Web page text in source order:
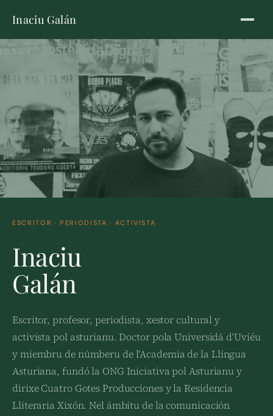
Inaciu Galán
ESCRITOR · PERIODISTA · ACTIVISTA
Inaciu
Galán
Escritor, profesor, periodista, xestor cultural y
activista pol asturianu. Doctor pola Universidá d'Uviéu
y miembru de númberu de l'Academia de la Llingua
Asturiana, fundó la ONG Iniciativa pol Asturianu y
dirixe Cuatro Gotes Producciones y la Residencia
Lliteraria Xixón. Nel ámbitu de la comunicación